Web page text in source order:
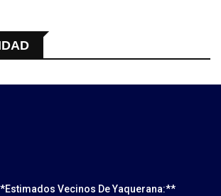
Vecinos De Yaquerana:**